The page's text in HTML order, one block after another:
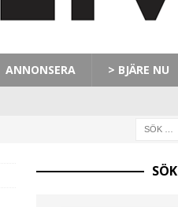
ANNONSERA > BJÄRE NU
SÖK